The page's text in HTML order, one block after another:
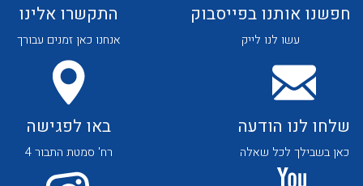
חפשנו אותנו בפייסבוק
עשו לנו לייק
התקשרו אלינו
אנחנו כאן זמנים עבורך
שלחו לנו הודעה
כאן בשבילך לכל שאלה
באו לפגישה
רח' סמטת התבור 4